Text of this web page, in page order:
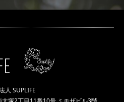
人 SUPLIFE